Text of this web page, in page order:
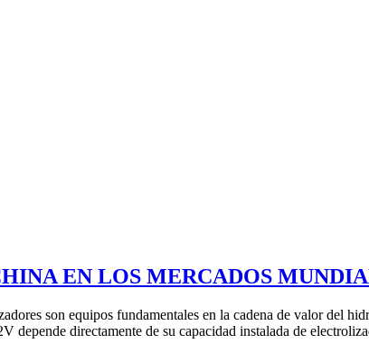
EN LOS MERCADOS
son equipos fundamentales en la cadena de valor del
depende directamente de su capacidad instalada de